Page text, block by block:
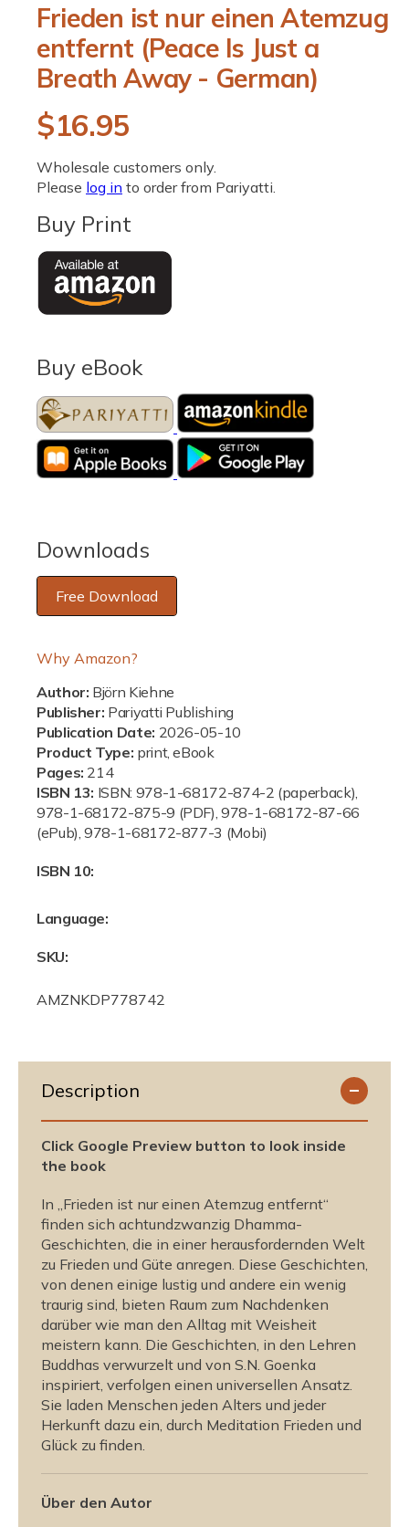
p
e
n
m
e
d
a
1
n
m
o
a
Frieden ist nur einen Atemzug
entfernt (Peace Is Just a
Breath Away - German)
R
e
g
u
l
a
p
r
i
c
$16.95
Wholesale customers only.
Please log in to order from Pariyatti.
Buy Print
Buy eBook
Downloads
Free Download
Why Amazon?
Author: Björn Kiehne
Publisher: Pariyatti Publishing
Publication Date: 2026-05-10
Product Type: print, eBook
Pages: 214
ISBN 13: ISBN: 978-1-68172-874-2 (paperback),
978-1-68172-875-9 (PDF), 978-1-68172-87-66
(ePub), 978-1-68172-877-3 (Mobi)
ISBN 10:
Language:
SKU:
S
:
AMZNKDP778742
Description
Click Google Preview button to look inside
the book
In „Frieden ist nur einen Atemzug entfernt“
finden sich achtundzwanzig Dhamma-
Geschichten, die in einer herausfordernden Welt
zu Frieden und Güte anregen. Diese Geschichten,
von denen einige lustig und andere ein wenig
traurig sind, bieten Raum zum Nachdenken
darüber wie man den Alltag mit Weisheit
meistern kann. Die Geschichten, in den Lehren
Buddhas verwurzelt und von S.N. Goenka
inspiriert, verfolgen einen universellen Ansatz.
Sie laden Menschen jeden Alters und jeder
Herkunft dazu ein, durch Meditation Frieden und
Glück zu finden.
Über den Autor